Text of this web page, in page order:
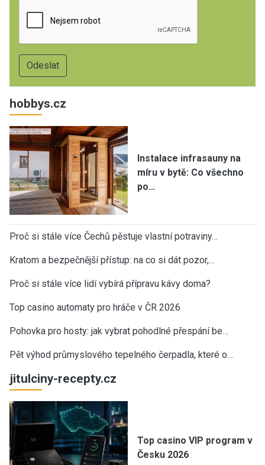
hobbys.cz
Instalace infrasauny na
míru v bytě: Co všechno
po…
Proč si stále více Čechů pěstuje vlastní potraviny…
Kratom a bezpečnější přístup: na co si dát pozor,…
Proč si stále více lidí vybírá přípravu kávy doma?
Top casino automaty pro hráče v ČR 2026
Pohovka pro hosty: jak vybrat pohodlné přespání be…
Pět výhod průmyslového tepelného čerpadla, které o…
jitulciny-recepty.cz
Top casino VIP program v
Česku 2026